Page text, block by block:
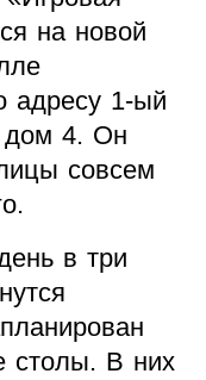
на новой
адресу 1-ый
дом 4. Он
совсем
в три
столы. В них